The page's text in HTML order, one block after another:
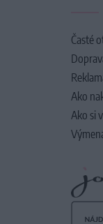
Časté
Ako
Ako si